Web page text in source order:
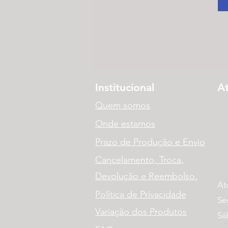
Institucional
Quem somos
Onde estamos
Prazo de Produção e Envio
Cancelamento, Troca,
Devolução e Reembolso.
Política de Privacidade
Variação dos Produtos